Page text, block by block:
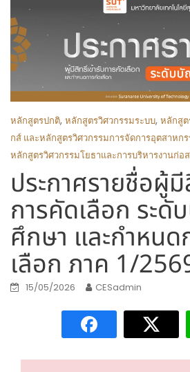
หลักสูตรปกติ, หลักสูตรวิศวกรรมระบบ, หลักสูต
กส์ และหลักสูตรวิศวกรรมการจัดการอุตสาหก
หลักสูตรวิศวกรรมโยธาและการบริหารงานก่อ
ประกาศรายชื่อผู้
การคัดเลือก ระ
ศึกษา และกำหนด
เลือก ภาค 1/
15/05/2026 CESadmin